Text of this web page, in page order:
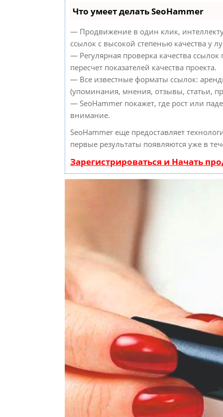
Что умеет делать SeoHammer
— Продвижение в один клик,
ссылок с высокой степенью качества у
— Регулярная проверка качества
пересчет показателей качества проекта.
— Все известные форматы ссылок:
(упоминания, мнения, отзывы, статьи,
— SeoHammer покажет, где рост или
внимание.
SeoHammer еще предоставляет
первые результаты появляются уже в
Зарегистрироваться и Начать